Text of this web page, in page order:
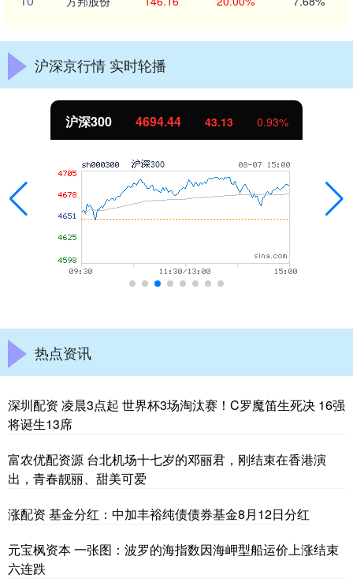
沪深京行情 实时轮播
北证50 1134.24 11.37
热点资讯
深圳配资 凌晨3点起 世界杯3场淘汰赛！C罗魔笛生死决 16强
将诞生13席
富农优配资源 台北机场十七岁的邓丽君，刚结束在香港演
出，青春靓丽、甜美可爱
涨配资 基金分红：中加丰裕纯债债券基金8月12日分红
元宝枫资本 一张图：波罗的海指数因海岬型船运价上涨结束
六连跌